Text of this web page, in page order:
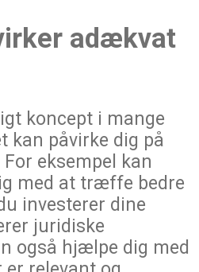
adækvat
koncept i mange
kan påvirke dig på
eksempel kan
med at træffe bedre
investerer dine
juridiske
også hjælpe dig med